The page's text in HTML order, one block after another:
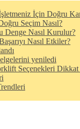
İçin Doğru
Seçim Nasıl?
Denge Nasıl Kurulur?
Nasıl Etkiler?
yeniledi
Seçenekleri